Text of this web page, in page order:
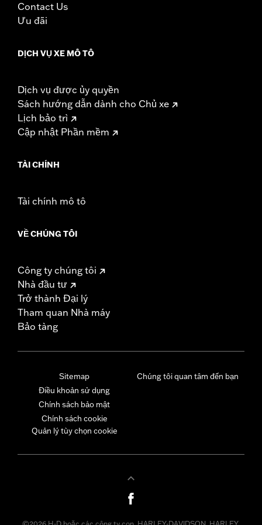
d.com/warranty
Contact Us
Ưu đãi
DỊCH VỤ XE MÔ TÔ
Dịch vụ được ủy quyền
Sách hướng dẫn dành cho Chủ xe
Lịch bảo trì
Cập nhật Phần mềm
TÀI CHÍNH
Tài chính mô tô
VỀ CHÚNG TÔI
Công ty chúng tôi
Nhà đầu tư
Trở thành Đại lý
Tham quan Nhà máy
Bảo tàng
Sitemap
Điều khoản sử dụng
Chính sách bảo mật
Chính sách cookie
Quản lý tùy chọn cookie
Chúng tôi quan tâm đến bạn